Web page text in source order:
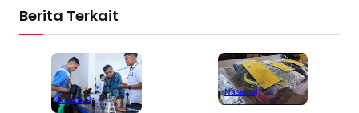
Berita Terkait
Nasional
Nasional